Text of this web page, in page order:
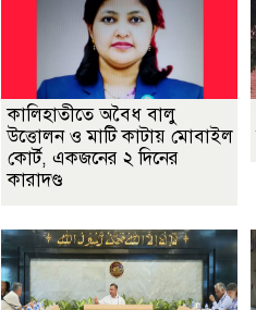
কালিহাতীতে অবৈধ বালু
উত্তোলন ও মাটি কাটায় মোবাইল
কোর্ট, একজনের ২ দিনের
কারাদণ্ড